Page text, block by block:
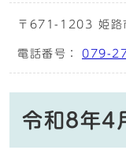
〒671-1203 姫路
電話番号： 079-
令和8年4